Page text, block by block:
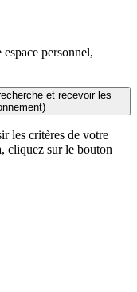
personnel,
et recevoir les
les critères de votre
cliquez sur le bouton